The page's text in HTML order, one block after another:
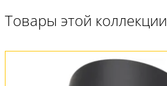
Товары этой коллекции